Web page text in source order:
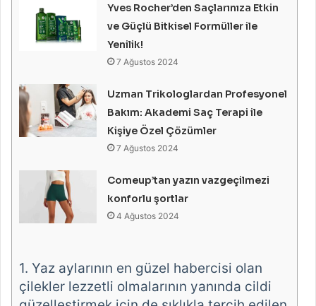
Yves Rocher’den Saçlarınıza Etkin
ve Güçlü Bitkisel Formüller ile
Yenilik!
7 Ağustos 2024
Uzman Trikologlardan Profesyonel
Bakım: Akademi Saç Terapi ile
Kişiye Özel Çözümler
7 Ağustos 2024
Comeup’tan yazın vazgeçilmezi
konforlu şortlar
4 Ağustos 2024
1. Yaz aylarının en güzel habercisi olan
çilekler lezzetli olmalarının yanında cildi